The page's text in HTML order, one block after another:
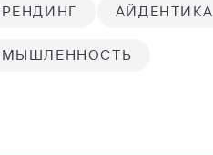
АЙДЕНТИКА